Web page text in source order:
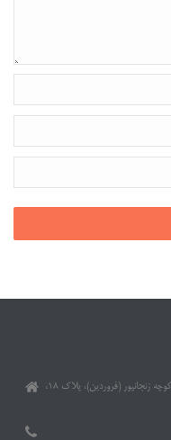
تهران، خیابان پاسداران، خیابان دولت، بعد از اختیاریه، کوچه زنجانپور (فروردین)، پلاک ۱۸،